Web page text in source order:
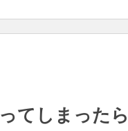
てしまった